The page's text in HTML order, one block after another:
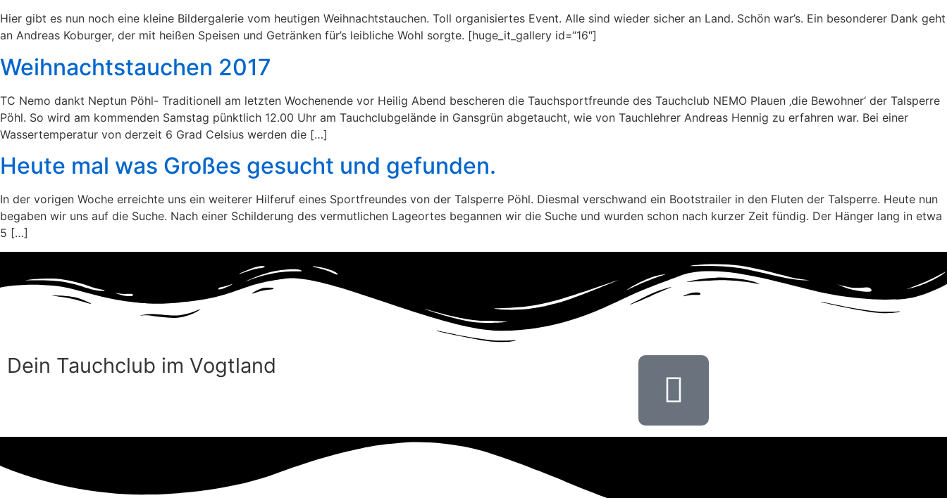
Hier gibt es nun noch eine kleine Bildergalerie vom heutigen Weihnachtstauchen. Toll organisiertes Event. Alle sind wieder sicher an Land. Schön war’s. Ein besonderer Dank geht
an Andreas Koburger, der mit heißen Speisen und Getränken für’s leibliche Wohl sorgte. [huge_it_gallery id=“16″]
Weihnachtstauchen 2017
TC Nemo dankt Neptun Pöhl- Traditionell am letzten Wochenende vor Heilig Abend bescheren die Tauchsportfreunde des Tauchclub NEMO Plauen ‚die Bewohner‘ der Talsperre
Pöhl. So wird am kommenden Samstag pünktlich 12.00 Uhr am Tauchclubgelände in Gansgrün abgetaucht, wie von Tauchlehrer Andreas Hennig zu erfahren war. Bei einer
Wassertemperatur von derzeit 6 Grad Celsius werden die […]
Heute mal was Großes gesucht und gefunden.
In der vorigen Woche erreichte uns ein weiterer Hilferuf eines Sportfreundes von der Talsperre Pöhl. Diesmal verschwand ein Bootstrailer in den Fluten der Talsperre. Heute nun
begaben wir uns auf die Suche. Nach einer Schilderung des vermutlichen Lageortes begannen wir die Suche und wurden schon nach kurzer Zeit fündig. Der Hänger lang in etwa
5 […]
Dein Tauchclub im Vogtland